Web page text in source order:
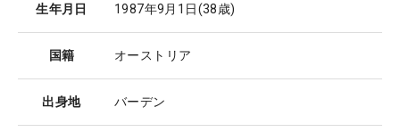
生年月日 1987年9月1日(38歳)
国籍 オーストリア
出身地 バーデン